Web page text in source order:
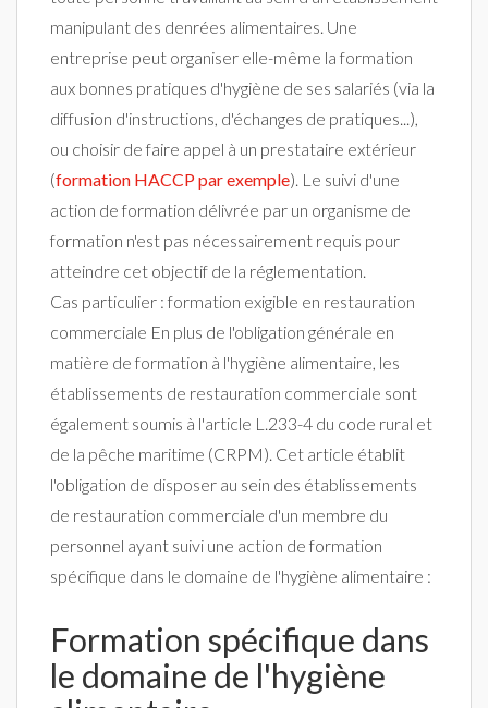
manipulant des denrées alimentaires. Une
entreprise peut organiser elle-même la formation
aux bonnes pratiques d'hygiène de ses salariés (via la
diffusion d'instructions, d'échanges de pratiques...),
ou choisir de faire appel à un prestataire extérieur
(formation HACCP par exemple). Le suivi d'une
action de formation délivrée par un organisme de
formation n'est pas nécessairement requis pour
atteindre cet objectif de la réglementation.
Cas particulier : formation exigible en restauration
commerciale En plus de l'obligation générale en
matière de formation à l'hygiène alimentaire, les
établissements de restauration commerciale sont
également soumis à l'article L.233-4 du code rural et
de la pêche maritime (CRPM). Cet article établit
l'obligation de disposer au sein des établissements
de restauration commerciale d'un membre du
personnel ayant suivi une action de formation
spécifique dans le domaine de l'hygiène alimentaire :
Formation spécifique dans
le domaine de l'hygiène